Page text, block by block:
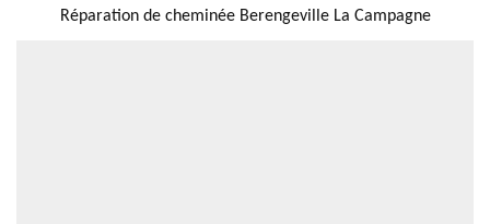
Réparation de cheminée Berengeville La Campagne